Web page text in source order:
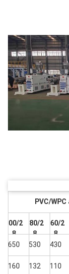
160/2
8
180/2
8
200/2
8
430
530
650
110
132
160